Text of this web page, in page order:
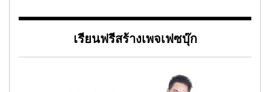
เรียนฟรีสร้างเพจเฟซบุ๊ก